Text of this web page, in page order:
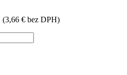
(3,66 € bez DPH)